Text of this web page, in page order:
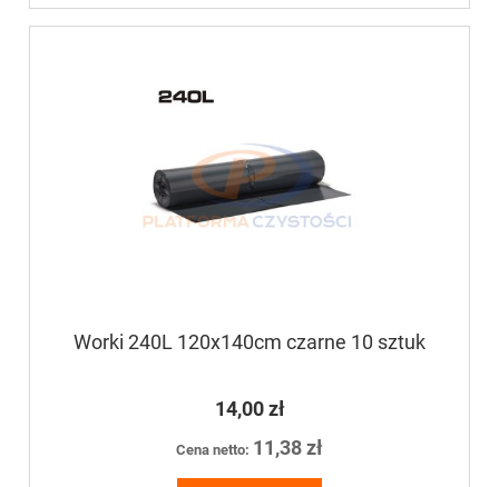
Worki 240L 120x140cm czarne 10 sztuk
14,00 zł
Cena netto: 11,38 zł